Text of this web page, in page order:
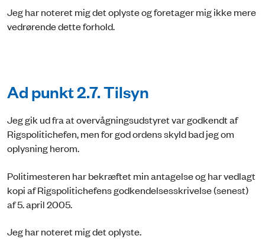
Jeg har noteret mig det oplyste og foretager mig ikke mere
vedrørende dette forhold.
Ad punkt 2.7. Tilsyn
Jeg gik ud fra at overvågningsudstyret var godkendt af
Rigspolitichefen, men for god ordens skyld bad jeg om
oplysning herom.
Politimesteren har bekræftet min antagelse og har vedlagt
kopi af Rigspolitichefens godkendelsesskrivelse (senest)
af 5. april 2005.
Jeg har noteret mig det oplyste.